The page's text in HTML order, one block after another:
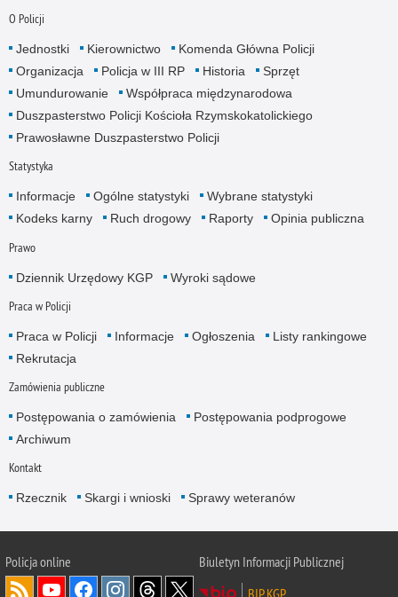
O Policji
Jednostki Kierownictwo
Komenda Główna Policji
Organizacja
Policja w III RP Historia
Sprzęt
Umundurowanie
Współpraca międzynarodowa
Duszpasterstwo Policji Kościoła Rzymskokatolickiego
Prawosławne Duszpasterstwo Policji
Statystyka
Informacje Ogólne statystyki
Wybrane statystyki
Kodeks karny
Ruch drogowy Raporty Opinia publiczna
Prawo
Dziennik Urzędowy KGP Wyroki sądowe
Praca w Policji
Praca w Policji Informacje Ogłoszenia
Listy rankingowe
Rekrutacja
Zamówienia publiczne
Postępowania o zamówienia
Postępowania podprogowe
Archiwum
Kontakt
Rzecznik Skargi i wnioski Sprawy weteranów
Policjaonline
Biuletyn Informacji Publicznej
BIP KGP